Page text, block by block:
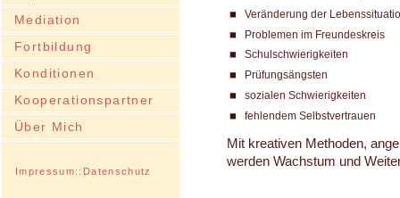
Mediation
Fortbildung
Konditionen
Kooperationspartner
Über Mich
Impressum:: Datenschutz
Veränderung der
Problemen im Freundeskreis
Schulschwierigkeiten
Prüfungsängsten
sozialen Schwierigkeiten
fehlendem Selbstvertrauen
Mit kreativen Methoden,
werden Wachstum und